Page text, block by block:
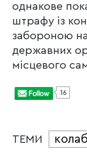
однакове
штрафу із
забороною
державних
місцевого
16
ТЕМИ